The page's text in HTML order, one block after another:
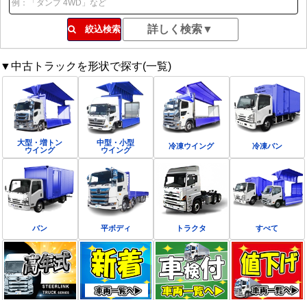
絞込検索
▼中古トラックを形状で探す(一覧)
大型・増トン
ウイング
中型・小型
ウイング
冷凍ウイング 冷凍バン
バン 平ボディ トラクタ すべて